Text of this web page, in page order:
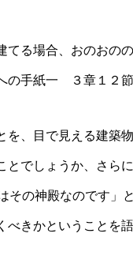
てる場合、おのおの
の手紙一 ３章１２
、目で見える建築
とでしょうか、さら
その神殿なのです」
きかということを